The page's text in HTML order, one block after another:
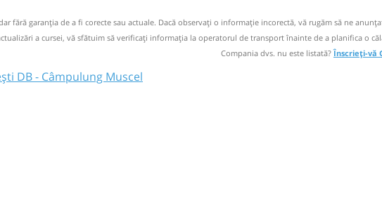
joi și vineri
fără garanţia de a fi corecte sau actuale. Dacă observați o informaţie incorectă, vă rugăm să ne
a cursei, vă sfătuim să verificaţi informaţia la operatorul de transport înainte de a planifica o
Compania dvs. nu este listată?Înscrieți-vă
DB - Câmpulung Muscel